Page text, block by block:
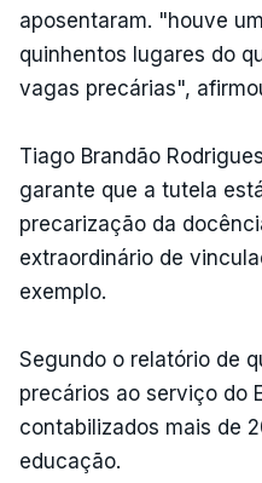
aposentaram. "houve
quinhentos lugares do
vagas precárias",
Tiago Brandão
garante que a tutela
precarização da
extraordinário de
exemplo.
Segundo o relatório de
precários ao serviço do
contabilizados mais de
educação.